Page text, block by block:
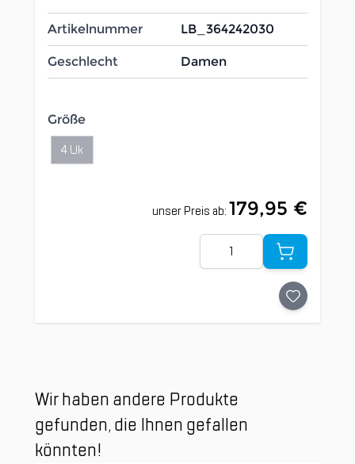
Artikelnummer LB_364242030
Geschlecht Damen
Größe
4 Uk
unser Preis ab:179,95 €
Menge
Clicken, um das Karussell zu überspringen
Wir haben andere Produkte
gefunden, die Ihnen gefallen
könnten!